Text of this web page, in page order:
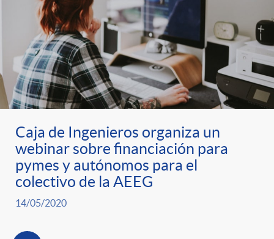
Caja de Ingenieros organiza un
webinar sobre financiación para
pymes y autónomos para el
colectivo de la AEEG
14/05/2020